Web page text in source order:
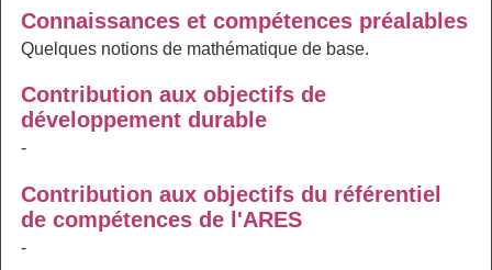
Connaissances et compétences préalables
Quelques notions de mathématique de base.
Contribution aux objectifs de
développement durable
-
Contribution aux objectifs du référentiel
de compétences de l'ARES
-